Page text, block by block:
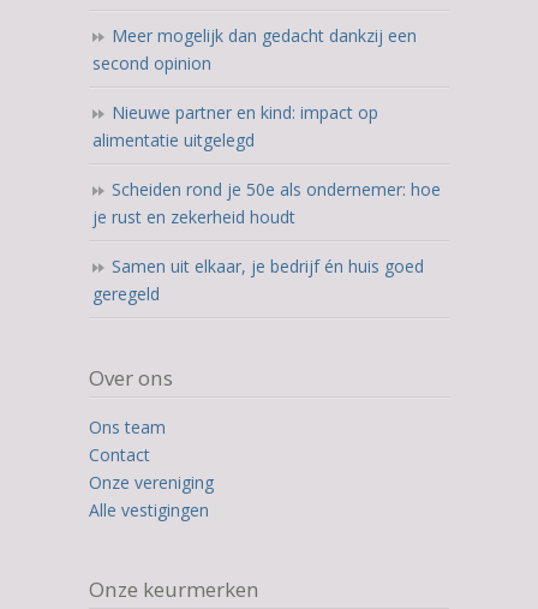
Meer mogelijk dan gedacht dankzij een
second opinion
Nieuwe partner en kind: impact op
alimentatie uitgelegd
Scheiden rond je 50e als ondernemer: hoe
je rust en zekerheid houdt
Samen uit elkaar, je bedrijf én huis goed
geregeld
Over ons
Ons team
Contact
Onze vereniging
Alle vestigingen
Onze keurmerken